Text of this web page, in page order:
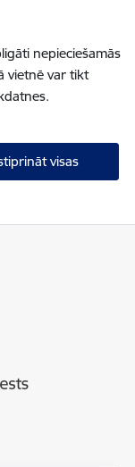
nepieciešamās
vietnē var tikt
visas